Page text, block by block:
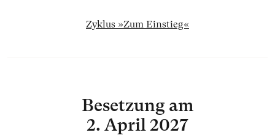
Zyklus »Zum Einstieg«
Besetzung am
2. April 2027